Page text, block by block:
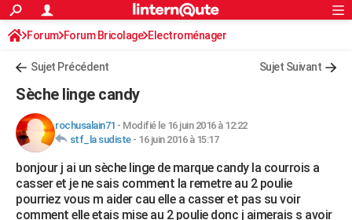
ACTUALITÉS
Politique
Société
Faits Divers
Education
Monde
Villes
+
FINANCE
Retraite
Impôts
Epargne
Immobilier
Risques naturels par ville
Banque
Assurance
Crédit
AUTO
Essais
Réserver un essai
Citadines
Berlines
SUV
Forum auto
+HIGH-TECH
Mobiles
Meilleur smartphone
Internet
Ordinateurs
Jeux vidéo
Guide high-tech
+BRICOLAGE
S'inscrire
Connexion
Forum Forum Bricolage Electroménager
Sujet Précédent Sujet Suivant
Sèche linge candy
rochusalain71 - Modifié le 16 juin 2016 à 12:22
stf_la sudiste- 16 juin 2016 à 15:17
bonjour j ai un sèche linge de marque candy la courrois a
casser et je ne sais comment la remetre au 2 poulie
pourriez vous m aider cau elle a casser et pas su voir
comment elle etais mise au 2 poulie donc j aimerais s avoir